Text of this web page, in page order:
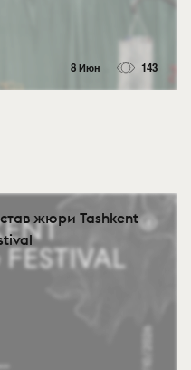
8 Июн 143
жюри Tashkent